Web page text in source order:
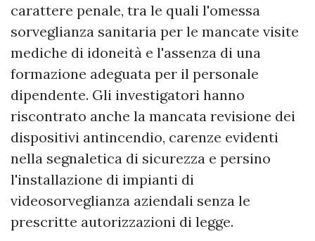
carattere penale, tra le quali l'omessa
sorveglianza sanitaria per le mancate visite
mediche di idoneità e l'assenza di una
formazione adeguata per il personale
dipendente. Gli investigatori hanno
riscontrato anche la mancata revisione dei
dispositivi antincendio, carenze evidenti
nella segnaletica di sicurezza e persino
l'installazione di impianti di
videosorveglianza aziendali senza le
prescritte autorizzazioni di legge.